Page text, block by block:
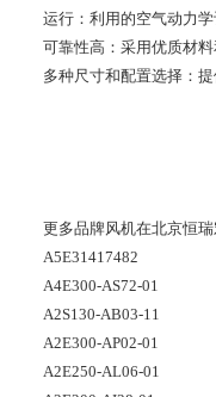
运行：利用的空气动力
可靠性高：采用优质材
多种尺寸和配置选择：
更多品牌风机在北京恒
A5E31417482
A4E300-AS72-01
A2S130-AB03-11
A2E300-AP02-01
A2E250-AL06-01